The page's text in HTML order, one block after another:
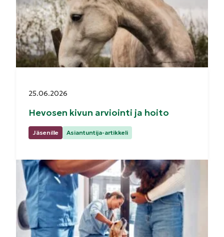
Hevosen kivun arviointi ja hoito
Julkaistu:
25.06.2026
Jäsenille
Kategoriat:Asiantuntija-artikkeli